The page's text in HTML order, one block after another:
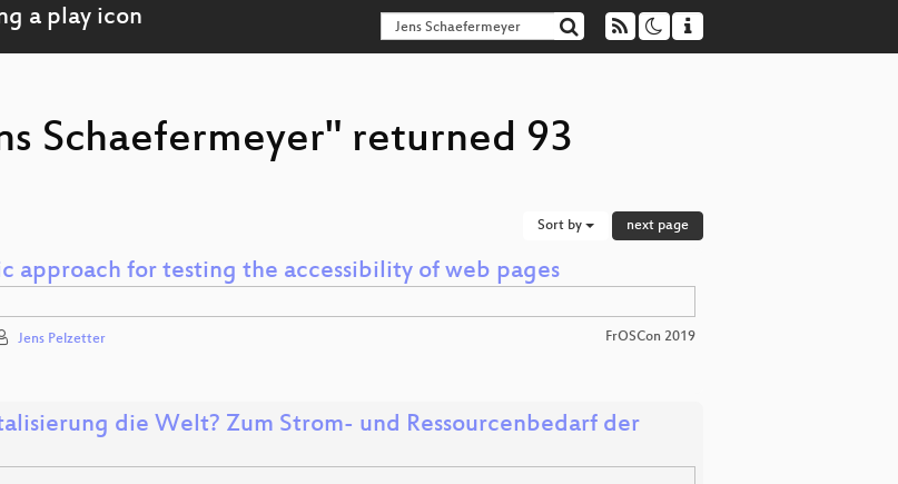
Schaefermeyer" returned 93
Sort by next page
approach for testing the accessibility of web pages
Jens Pelzetter FrOSCon 2019
die Welt? Zum Strom- und Ressourcenbedarf der